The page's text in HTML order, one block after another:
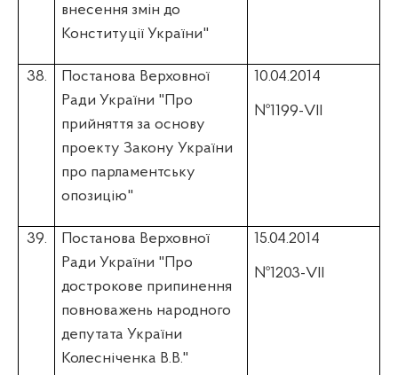
внесення змін до
Конституції України"
38.
Постанова Верховної
Ради України "Про
прийняття за основу
проекту Закону України
про парламентську
опозицію"
10.04.2014
№1199-VII
39.
Постанова Верховної
Ради України "Про
дострокове припинення
повноважень народного
депутата України
Колесніченка В.В."
15.04.2014
№1203-VII